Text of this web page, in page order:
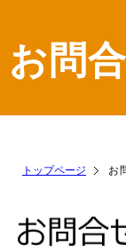
お問
トップページ お